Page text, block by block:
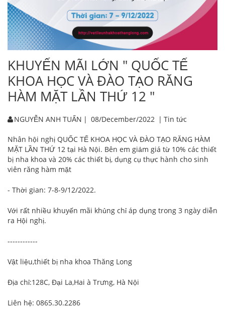
KHUYẾN MÃI LỚN " QUỐC TẾ
KHOA HỌC VÀ ĐÀO TẠO RĂNG
HÀM MẶT LẦN THỨ 12 "
NGUYỄN ANH TUẤN | 08/December/2022 | Tin tức
Nhân hội nghị QUỐC TẾ KHOA HỌC VÀ ĐÀO TẠO RĂNG HÀM
MẶT LẦN THỨ 12 tại Hà Nội. Bên em giảm giá từ 10% các thiết
bị nha khoa và 20% các thiết bị, dụng cụ thực hành cho sinh
viên răng hàm mặt
- Thời gian: 7-8-9/12/2022.
Với rất nhiều khuyến mãi khủng chỉ áp dụng trong 3 ngày diễn
ra Hội nghị.
------------
Vật liệu,thiết bị nha khoa Thăng Long
Địa chỉ:128C, Đại La,Hai à Trưng, Hà Nội
Liên hệ: 0865.30.2286